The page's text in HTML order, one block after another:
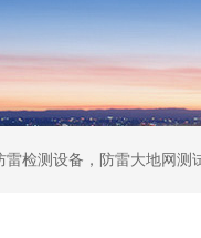
检测设备，防雷大地网